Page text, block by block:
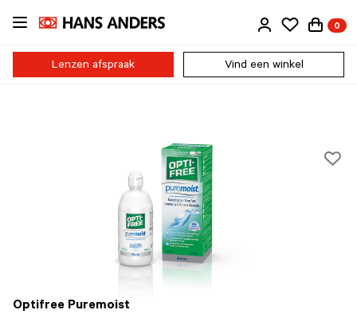
Ga
naar
inhoud
0
Lenzen afspraak Vind een winkel
Optifree Puremoist